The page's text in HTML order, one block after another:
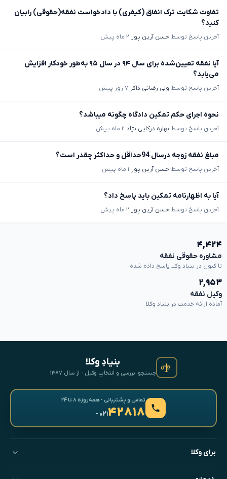
تفاوت شکایت ترک انفاق (کیفری) با دادخواست نفقه(حقوقی) رابیان
کنید؟
آخرین پاسخ توسط حسن آرین پور ۲ ماه پیش
آیا نفقه تعیین‌شده برای سال ۹۴ در سال ۹۵ به‌طور خودکار افزایش
می‌یابد؟
آخرین پاسخ توسط ولی رضائی ذاکر ۷ روز پیش
نحوه اجرای حکم تمکین دادگاه چگونه میباشد؟
آخرین پاسخ توسط بهاره درکایی نژاد ۲ ماه پیش
مبلغ نفقه زوجه درسال 94حداقل و حداکثر چقدر است؟
آخرین پاسخ توسط حسن آرین پور ۱ ماه پیش
آیا به اظهارنامه تمکین باید پاسخ داد؟
آخرین پاسخ توسط حسن آرین پور ۲ ماه پیش
۴,۴۲۴
مشاوره حقوقی نفقه
تا کنون در بنیاد وکلا پاسخ داده شده
۲,۹۵۳
وکیل نفقه
آماده ارائه خدمت در بنیاد وکلا
بنیادِ وکلا
جستجو، بررسی و انتخابِ وکیل · از سال ۱۳۸۷
تماس و پشتیبانی · همه‌روزه ۸ تا ۲۴
۴۲۸۱۸- ۰۲۱
برای وکلا